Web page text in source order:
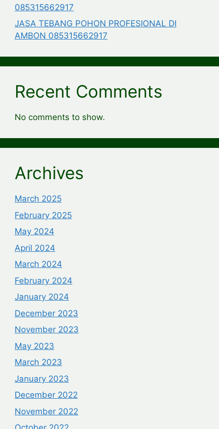
085315662917
JASA TEBANG POHON PROFESIONAL DI
AMBON 085315662917
Recent Comments
No comments to show.
Archives
March 2025
February 2025
May 2024
April 2024
March 2024
February 2024
January 2024
December 2023
November 2023
May 2023
March 2023
January 2023
December 2022
November 2022